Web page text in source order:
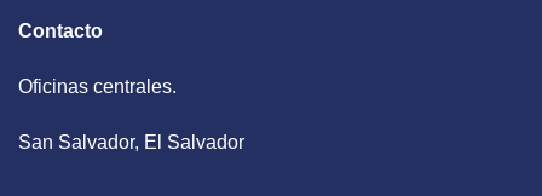
Contacto
Oficinas centrales.
San Salvador, El Salvador